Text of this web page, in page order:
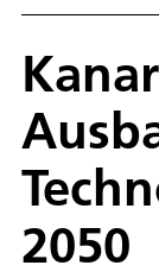
2050